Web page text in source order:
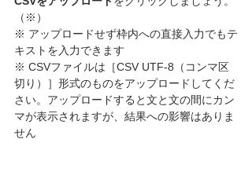
（※）
※ アップロードせず枠内への直接入力でもテ
キストを入力できます
※ CSVファイルは［CSV UTF-8（コンマ区
切り）］形式のものをアップロードしてくだ
さい。アップロードすると文と文の間にカン
マが表示されますが、結果への影響はありま
せん